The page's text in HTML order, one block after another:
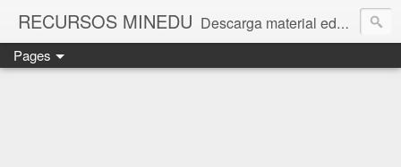
RECURSOS MINEDU Descarga material educativo y encuentra noticias sobre educación
Pages